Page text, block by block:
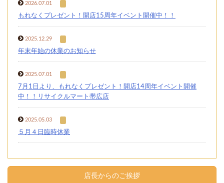
2026.07.01
もれなくプレゼント！開店15周年イベント開催中！！
2025.12.29
年末年始の休業のお知らせ
2025.07.01
7月1日より、もれなくプレゼント！開店14周年イベント開催
中！！リサイクルマート帯広店
2025.05.03
５月４日臨時休業
店長からのご挨拶